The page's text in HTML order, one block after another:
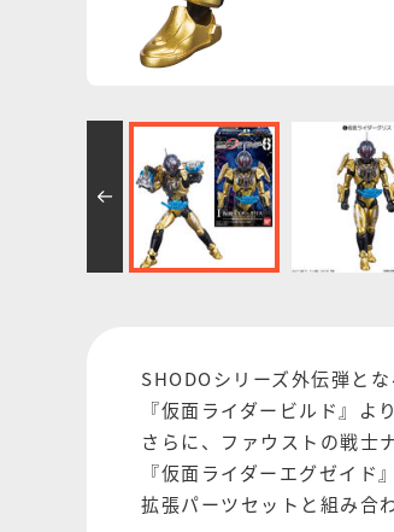
SHODOシリーズ外伝弾と
『仮面ライダービルド』よ
さらに、ファウストの戦士
『仮面ライダーエグゼイド
拡張パーツセットと組み合